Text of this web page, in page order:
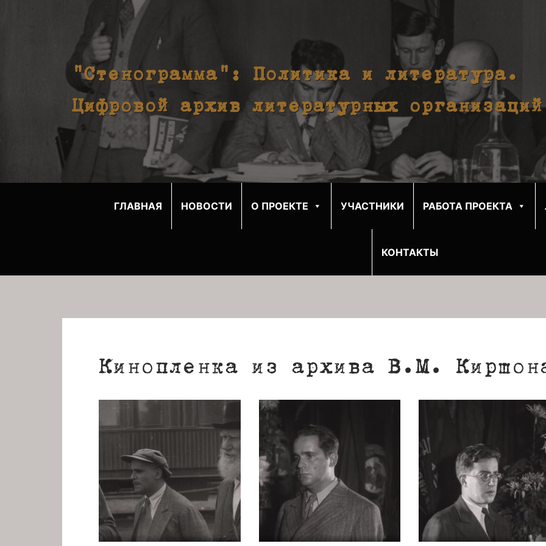
"Стенограмма": Политика и литература.
Цифровой архив литературных
ГЛАВНАЯ НОВОСТИ О ПРОЕКТЕ УЧАСТНИКИ РАБОТА ПРОЕКТА
КОНТАКТЫ
Кинопленка из архива В.М.